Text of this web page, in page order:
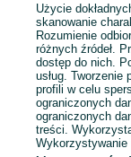
Popularne
Użycie
skanowanie
Rozumienie
różnych źródeł.
dostęp do nich.
usług. Tworzenie
profili w celu
ograniczonych
ograniczonych
treści.
Wykorzystywanie